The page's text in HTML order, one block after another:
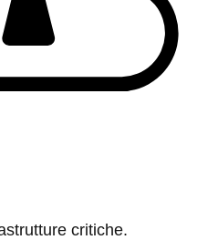
critiche.